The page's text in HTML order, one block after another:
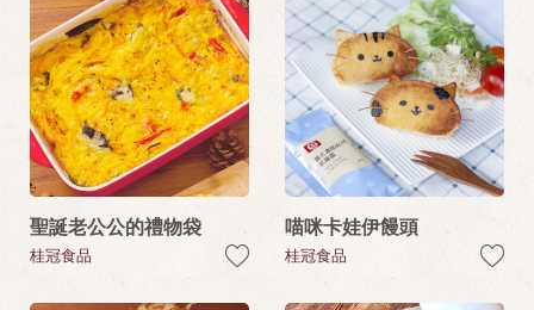
聖誕老公公的禮物袋
桂冠食品
喵咪卡娃伊饅頭
桂冠食品